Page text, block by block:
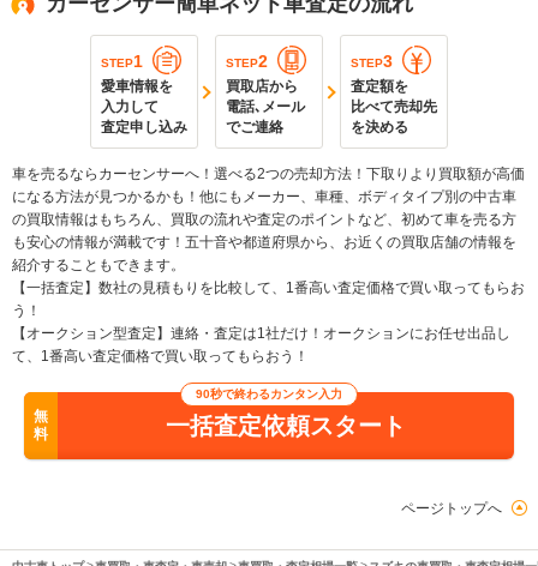
STEP1
愛車情報を
入力して
査定申し込み
STEP2
買取店から
電話､メール
でご連絡
STEP3
査定額を
比べて売却先
を決める
車を売るならカーセンサーへ！選べる2つの売却方法！下取りより買取額が高価
になる方法が見つかるかも！他にもメーカー、車種、ボディタイプ別の中古車
の買取情報はもちろん、買取の流れや査定のポイントなど、初めて車を売る方
も安心の情報が満載です！五十音や都道府県から、お近くの買取店舗の情報を
紹介することもできます。
【一括査定】数社の見積もりを比較して、1番高い査定価格で買い取ってもらお
う！
【オークション型査定】連絡・査定は1社だけ！オークションにお任せ出品し
て、1番高い査定価格で買い取ってもらおう！
無
料
90秒で終わるカンタン入力
一括査定依頼スタート
ページトップへ